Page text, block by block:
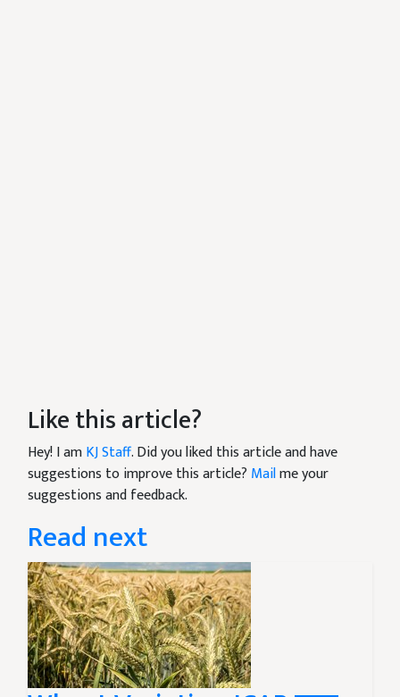
Like this article?
Hey! I amKJ Staff. Did you liked this article and have
suggestions to improve this article? Mailme your
suggestions and feedback.
Read next